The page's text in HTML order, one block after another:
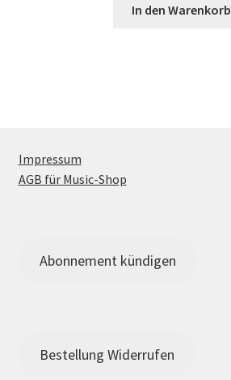
In den Warenkorb
Impressum
AGB für Music-Shop
Abonnement kündigen
Bestellung Widerrufen